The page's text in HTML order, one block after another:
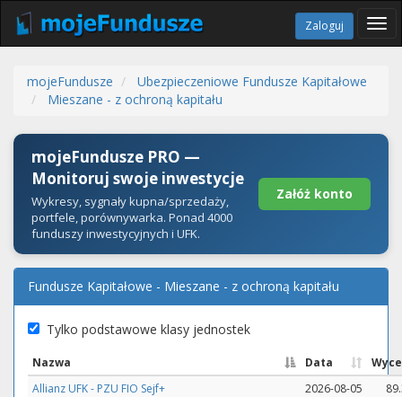
Zaloguj
mojeFundusze
Ubezpieczeniowe Fundusze Kapitałowe
Mieszane - z ochroną kapitału
mojeFundusze PRO —
Monitoruj swoje inwestycje
Wykresy, sygnały kupna/sprzedaży,
portfele, porównywarka. Ponad 4000
funduszy inwestycyjnych i UFK.
Załóż konto
Fundusze Kapitałowe - Mieszane - z ochroną kapitału
Tylko podstawowe klasy jednostek
Nazwa Data
Allianz UFK - PZU FIO Sejf+
2026-08-05